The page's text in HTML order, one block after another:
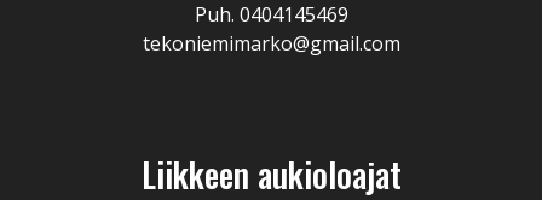
Puh. 0404145469
tekoniemimarko@gmail.com
Liikkeen aukioloajat